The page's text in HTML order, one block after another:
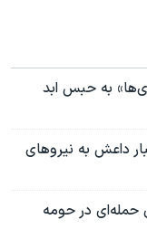
به حبس ابد
داعش بە نیروهای
حمله‌ای در حومه